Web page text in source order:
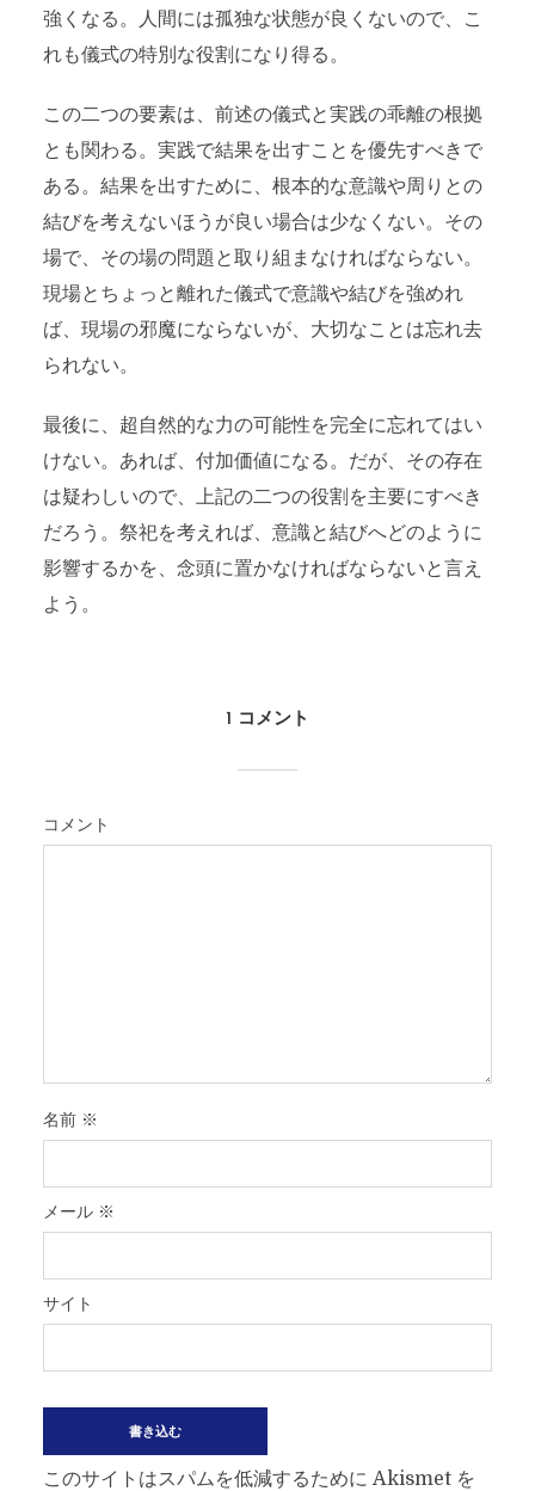
強くなる。人間には孤独な状態が良くないので、こ
れも儀式の特別な役割になり得る。
この二つの要素は、前述の儀式と実践の乖離の根拠
とも関わる。実践で結果を出すことを優先すべきで
ある。結果を出すために、根本的な意識や周りとの
結びを考えないほうが良い場合は少なくない。その
場で、その場の問題と取り組まなければならない。
現場とちょっと離れた儀式で意識や結びを強めれ
ば、現場の邪魔にならないが、大切なことは忘れ去
られない。
最後に、超自然的な力の可能性を完全に忘れてはい
けない。あれば、付加価値になる。だが、その存在
は疑わしいので、上記の二つの役割を主要にすべき
だろう。祭祀を考えれば、意識と結びへどのように
影響するかを、念頭に置かなければならないと言え
よう。
1 コメント
コメント
名前 ※
メール ※
サイト
このサイトはスパムを低減するために Akismet を